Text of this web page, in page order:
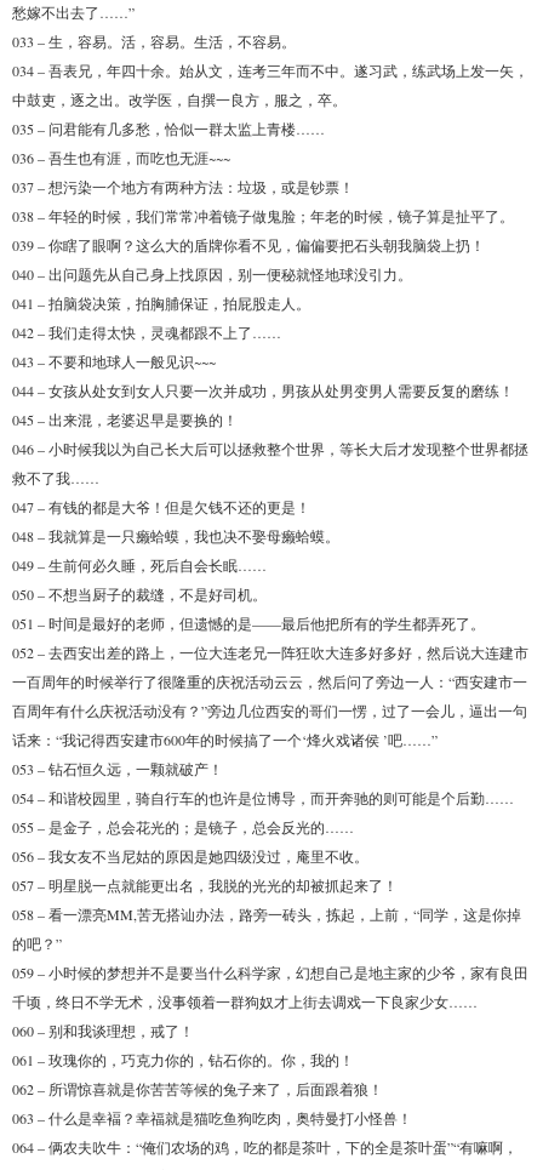
愁嫁不出去了……”
033 – 生，容易。活，容易。生活，不容易。
034 – 吾表兄，年四十余。始从文，连考三年而不中。遂习武，练武场上发一矢，
中鼓吏，逐之出。改学医，自撰一良方，服之，卒。
035 – 问君能有几多愁，恰似一群太监上青楼……
036 – 吾生也有涯，而吃也无涯~~~
037 – 想污染一个地方有两种方法：垃圾，或是钞票！
038 – 年轻的时候，我们常常冲着镜子做鬼脸；年老的时候，镜子算是扯平了。
039 – 你瞎了眼啊？这么大的盾牌你看不见，偏偏要把石头朝我脑袋上扔！
040 – 出问题先从自己身上找原因，别一便秘就怪地球没引力。
041 – 拍脑袋决策，拍胸脯保证，拍屁股走人。
042 – 我们走得太快，灵魂都跟不上了……
043 – 不要和地球人一般见识~~~
044 – 女孩从处女到女人只要一次并成功，男孩从处男变男人需要反复的磨练！
045 – 出来混，老婆迟早是要换的！
046 – 小时候我以为自己长大后可以拯救整个世界，等长大后才发现整个世界都拯
救不了我……
047 – 有钱的都是大爷！但是欠钱不还的更是！
048 – 我就算是一只癞蛤蟆，我也决不娶母癞蛤蟆。
049 – 生前何必久睡，死后自会长眠……
050 – 不想当厨子的裁缝，不是好司机。
051 – 时间是最好的老师，但遗憾的是——最后他把所有的学生都弄死了。
052 – 去西安出差的路上，一位大连老兄一阵狂吹大连多好多好，然后说大连建市
一百周年的时候举行了很隆重的庆祝活动云云，然后问了旁边一人：“西安建市一
百周年有什么庆祝活动没有？”旁边几位西安的哥们一愣，过了一会儿，逼出一句
话来：“我记得西安建市600年的时候搞了一个‘烽火戏诸侯 ’吧……”
053 – 钻石恒久远，一颗就破产！
054 – 和谐校园里，骑自行车的也许是位博导，而开奔驰的则可能是个后勤……
055 – 是金子，总会花光的；是镜子，总会反光的……
056 – 我女友不当尼姑的原因是她四级没过，庵里不收。
057 – 明星脱一点就能更出名，我脱的光光的却被抓起来了！
058 – 看一漂亮MM,苦无搭讪办法，路旁一砖头，拣起，上前，“同学，这是你掉
的吧？”
059 – 小时候的梦想并不是要当什么科学家，幻想自己是地主家的少爷，家有良田
千顷，终日不学无术，没事领着一群狗奴才上街去调戏一下良家少女……
060 – 别和我谈理想，戒了！
061 – 玫瑰你的，巧克力你的，钻石你的。你，我的！
062 – 所谓惊喜就是你苦苦等候的兔子来了，后面跟着狼！
063 – 什么是幸褔？幸福就是猫吃鱼狗吃肉，奥特曼打小怪兽！
064 – 俩农夫吹牛：“俺们农场的鸡，吃的都是茶叶，下的全是茶叶蛋”“有嘛啊，